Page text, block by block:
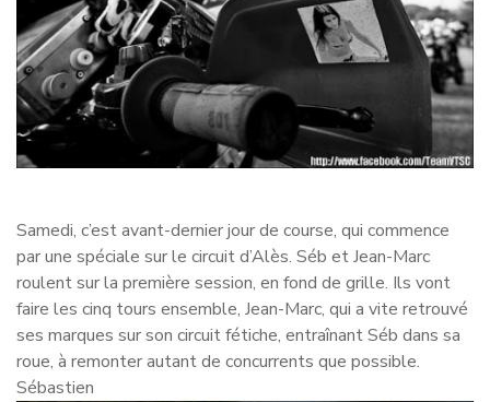
Samedi, c’est avant-dernier jour de course, qui commence
par une spéciale sur le circuit d’Alès. Séb et Jean-Marc
roulent sur la première session, en fond de grille. Ils vont
faire les cinq tours ensemble, Jean-Marc, qui a vite retrouvé
ses marques sur son circuit fétiche, entraînant Séb dans sa
roue, à remonter autant de concurrents que possible.
Sébastien